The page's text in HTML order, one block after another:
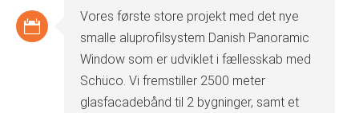
Vores første store projekt med det nye
smalle aluprofilsystem Danish Panoramic
Window som er udviklet i fællesskab med
Schüco. Vi fremstiller 2500 meter
glasfacadebånd til 2 bygninger, samt et